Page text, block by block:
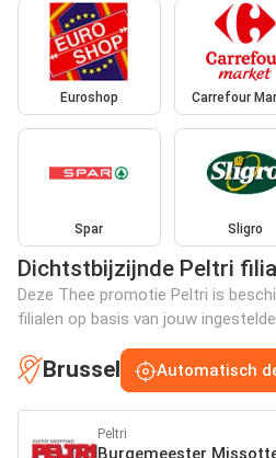
Euroshop Carrefour
Spar Sligro
Dichtstbijzijnde Peltri
Deze Thee promotie Peltri is
filialen op basis van jouw
Brussel Automatisch
Peltri
Burgemeester